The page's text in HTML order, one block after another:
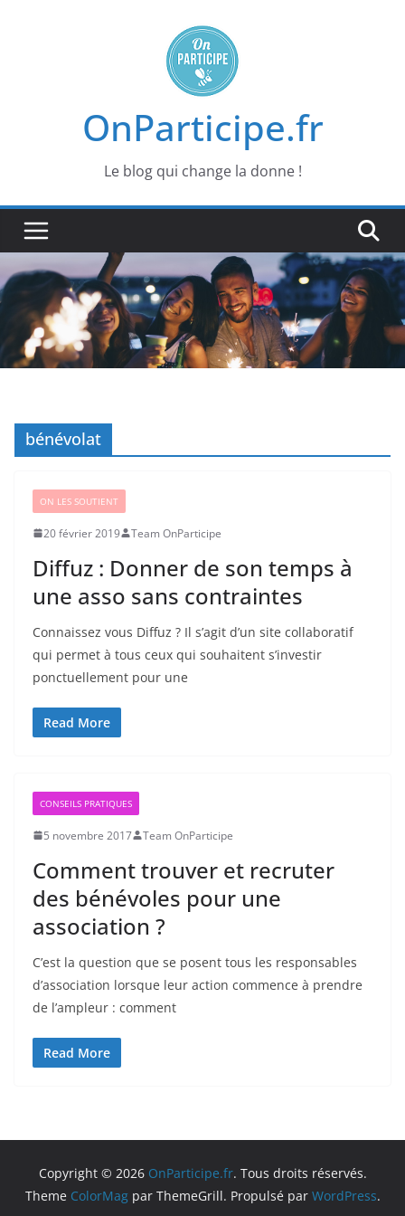
OnParticipe.fr
Le blog qui change la donne !
bénévolat
ON LES SOUTIENT
20 février 2019 Team OnParticipe
Diffuz : Donner de son temps à
une asso sans contraintes
Connaissez vous Diffuz ? Il s’agit d’un site collaboratif
qui permet à tous ceux qui souhaitent s’investir
ponctuellement pour une
Read More
CONSEILS PRATIQUES
5 novembre 2017 Team OnParticipe
Comment trouver et recruter
des bénévoles pour une
association ?
C’est la question que se posent tous les responsables
d’association lorsque leur action commence à prendre
de l’ampleur : comment
Read More
Copyright © 2026 OnParticipe.fr. Tous droits réservés.
Theme ColorMagpar ThemeGrill. Propulsé par WordPress.